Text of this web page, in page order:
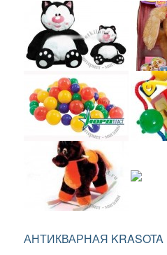
АНТИКВАРНАЯ KRASOTA